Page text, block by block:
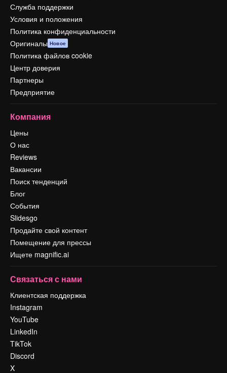
Служба поддержки
Условия и положения
Политика конфиденциальности
Оригиналы Новое
Политика файлов cookie
Центр доверия
Партнеры
Предприятие
Компания
Цены
О нас
Reviews
Вакансии
Поиск тенденций
Блог
События
Slidesgo
Продайте свой контент
Помещение для прессы
Ищете magnific.ai
Связаться с нами
Клиентская поддержка
Instagram
YouTube
LinkedIn
TikTok
Discord
X